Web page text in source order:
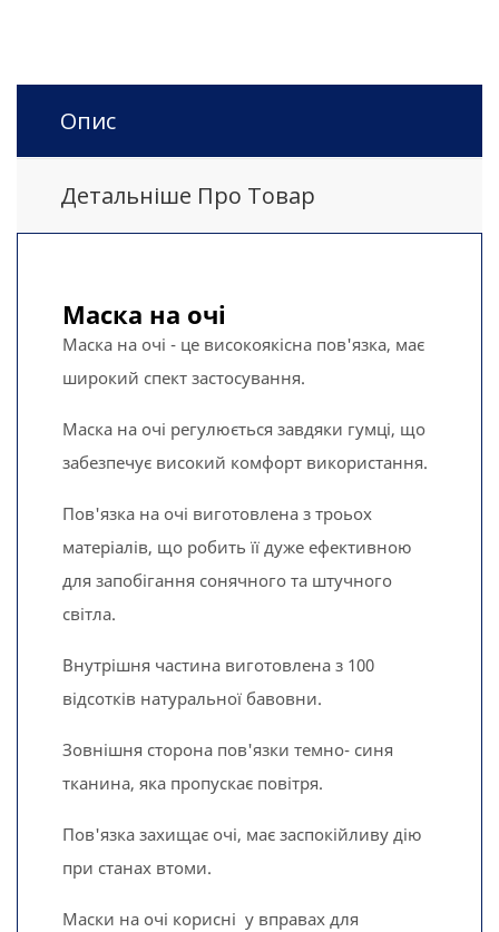
Опис
Детальніше Про Товар
Маска на очі
Маска на очі - це високоякісна пов'язка, має
широкий спект застосування.
Маска на очі регулюється завдяки гумці, що
забезпечує високий комфорт використання.
Пов'язка на очі виготовлена з троьох
матеріалів, що робить її дуже ефективною
для запобігання сонячного та штучного
світла.
Внутрішня частина виготовлена з 100
відсотків натуральної бавовни.
Зовнішня сторона пов'язки темно- синя
тканина, яка пропускає повітря.
Пов'язка захищає очі, має заспокійливу дію
при станах втоми.
Маски на очі корисні у вправах для